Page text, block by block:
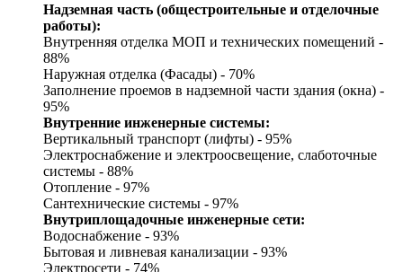
Надземная часть (общестроительные и отделочные
работы):
Внутренняя отделка МОП и технических помещений -
88%
Наружная отделка (Фасады) - 70%
Заполнение проемов в надземной части здания (окна) -
95%
Внутренние инженерные системы:
Вертикальный транспорт (лифты) - 95%
Электроснабжение и электроосвещение, слаботочные
системы - 88%
Отопление - 97%
Сантехнические системы - 97%
Внутриплощадочные инженерные сети:
Водоснабжение - 93%
Бытовая и ливневая канализации - 93%
Электросети - 74%